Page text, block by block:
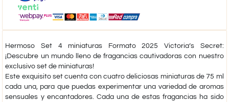
Hermoso Set 4 miniaturas Formato 2025 Victoria’s Secret:
¡Descubre un mundo lleno de fragancias cautivadoras con nuestro
exclusivo set de miniaturas!
Este exquisito set cuenta con cuatro deliciosas miniaturas de 75 ml
cada una, para que puedas experimentar una variedad de aromas
sensuales y encantadores. Cada una de estas fragancias ha sido